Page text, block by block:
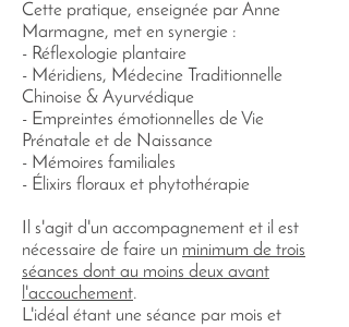
Cette pratique, enseignée par Anne
Marmagne, met en synergie :
- Réflexologie plantaire
- Méridiens, Médecine Traditionnelle
Chinoise & Ayurvédique
- Empreintes émotionnelles de Vie
Prénatale et de Naissance
- Mémoires familiales
- Élixirs floraux et phytothérapie
Il s'agit d'un accompagnement et il est
nécessaire de faire un minimum de trois
séances dont au moins deux avant
l'accouchement.
L'idéal étant une séance par mois et